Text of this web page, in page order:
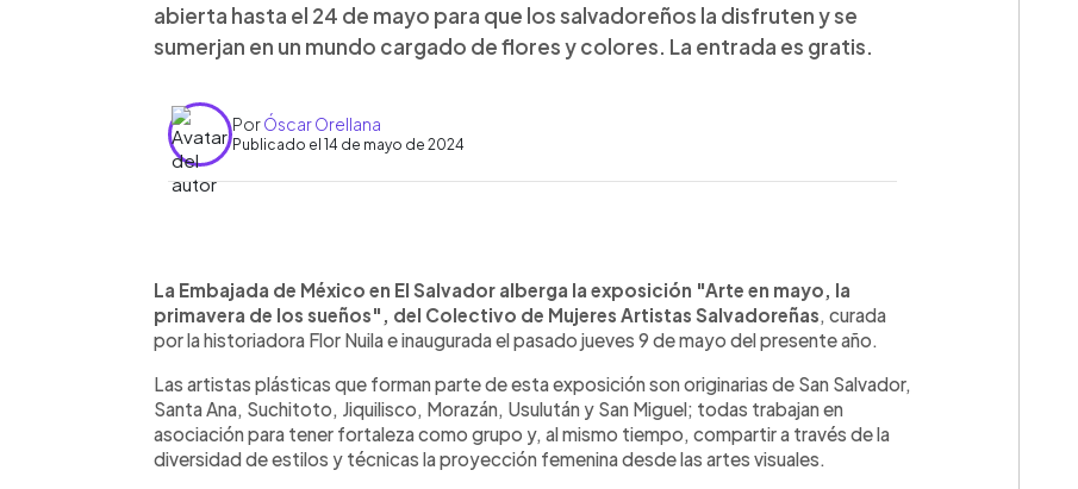
abierta hasta el 24 de mayo para que los salvadoreños la disfruten y se
sumerjan en un mundo cargado de flores y colores. La entrada es gratis.
PorÓscar Orellana
Publicado el 14 de mayo de 2024
► Escuchar artículo
La Embajada de México en El Salvador alberga la exposición "Arte en mayo, la
primavera de los sueños", del Colectivo de Mujeres Artistas Salvadoreñas , curada
por la historiadora Flor Nuila e inaugurada el pasado jueves 9 de mayo del presente año.
Las artistas plásticas que forman parte de esta exposición son originarias de San Salvador,
Santa Ana, Suchitoto, Jiquilisco, Morazán, Usulután y San Miguel; todas trabajan en
asociación para tener fortaleza como grupo y, al mismo tiempo, compartir a través de la
diversidad de estilos y técnicas la proyección femenina desde las artes visuales.